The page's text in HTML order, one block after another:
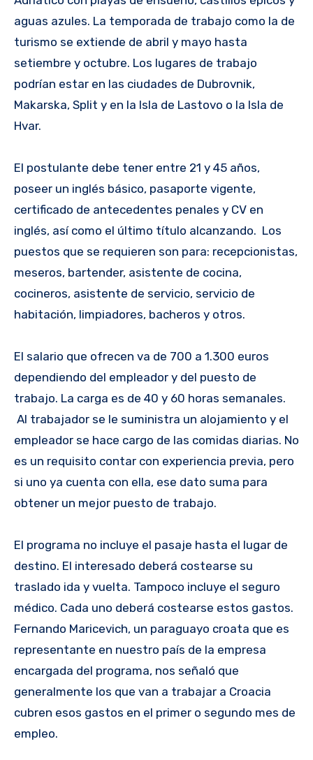
aguas azules. La temporada de trabajo como la de
turismo se extiende de abril y mayo hasta
setiembre y octubre. Los lugares de trabajo
podrían estar en las ciudades de Dubrovnik,
Makarska, Split y en la Isla de Lastovo o la Isla de
Hvar.
El postulante debe tener entre 21 y 45 años,
poseer un inglés básico, pasaporte vigente,
certificado de antecedentes penales y CV en
inglés, así como el último título alcanzando. Los
puestos que se requieren son para: recepcionistas,
meseros, bartender, asistente de cocina,
cocineros, asistente de servicio, servicio de
habitación, limpiadores, bacheros y otros.
El salario que ofrecen va de 700 a 1.300 euros
dependiendo del empleador y del puesto de
trabajo. La carga es de 40 y 60 horas semanales.
Al trabajador se le suministra un alojamiento y el
empleador se hace cargo de las comidas diarias. No
es un requisito contar con experiencia previa, pero
si uno ya cuenta con ella, ese dato suma para
obtener un mejor puesto de trabajo.
El programa no incluye el pasaje hasta el lugar de
destino. El interesado deberá costearse su
traslado ida y vuelta. Tampoco incluye el seguro
médico. Cada uno deberá costearse estos gastos.
Fernando Maricevich, un paraguayo croata que es
representante en nuestro país de la empresa
encargada del programa, nos señaló que
generalmente los que van a trabajar a Croacia
cubren esos gastos en el primer o segundo mes de
empleo.